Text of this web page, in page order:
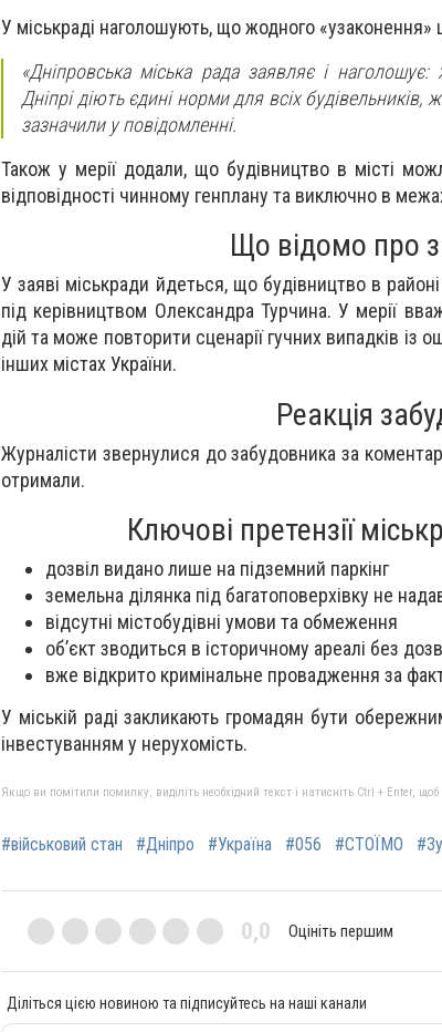
У міськраді наголошують, що жодного «узаконення»
«Дніпровська міська рада заявляє і
Дніпрі діють єдині норми для всіх будівельників,
зазначили у повідомленні.
Також у мерії додали, що будівництво в місті
відповідності чинному генплану та виключно в
Що відомо про
У заяві міськради йдеться, що будівництво в
під керівництвом Олександра Турчина. У мерії
дій та може повторити сценарії гучних випадків із
інших містах України.
Реакція
Журналісти звернулися до забудовника за
отримали.
Ключові претензії
дозвіл видано лише на підземний паркінг
земельна ділянка під багатоповерхівку не
відсутні містобудівні умови та обмеження
об’єкт зводиться в історичному ареалі без
вже відкрито кримінальне провадження за
У міській раді закликають громадян бути
інвестуванням у нерухомість.
Якщо ви помітили помилку, виділіть необхідний текст і натисніть Ctrl + Enter,
#військовий стан #Дніпро #Україна #056 #СТОЇМО
0,0 Оцініть першим
Діліться цією новиною та підписуйтесь на наші канали